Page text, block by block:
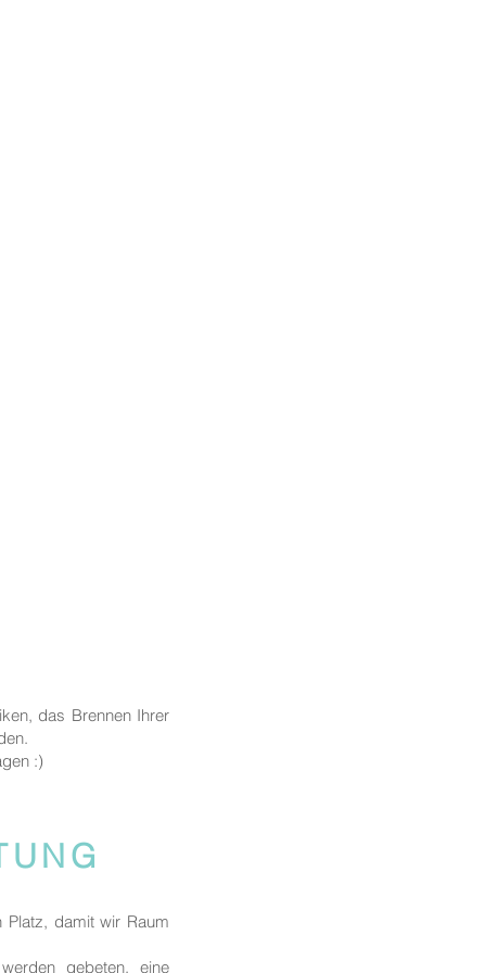
das Brennen Ihrer
:)
Platz, damit wir Raum
gebeten, eine